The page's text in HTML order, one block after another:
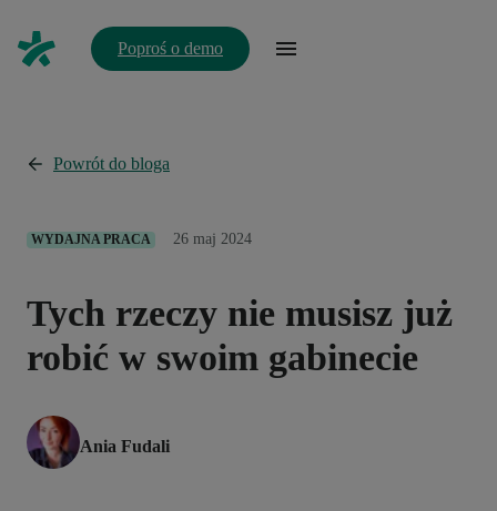
Poproś o demo
Powrót do bloga
WYDAJNA PRACA 26 maj 2024
Tych rzeczy nie musisz już
robić w swoim gabinecie
Ania Fudali